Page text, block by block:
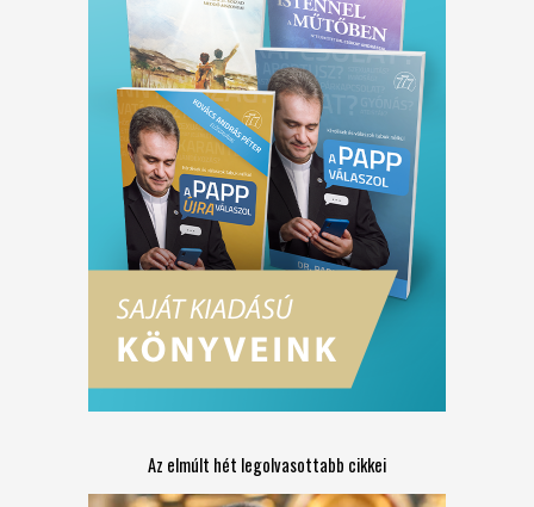
Az elmúlt hét legolvasottabb cikkei